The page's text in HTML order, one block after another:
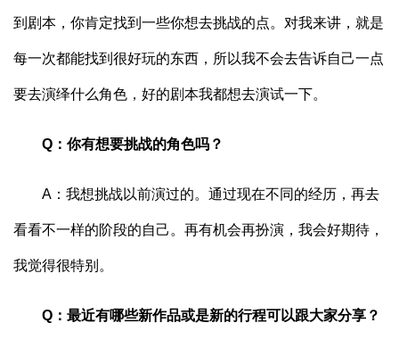
到剧本，你肯定找到一些你想去挑战的点。对我来讲，就是
每一次都能找到很好玩的东西，所以我不会去告诉自己一点
要去演绎什么角色，好的剧本我都想去演试一下。
Q：你有想要挑战的角色吗？
A：我想挑战以前演过的。通过现在不同的经历，再去
看看不一样的阶段的自己。再有机会再扮演，我会好期待，
我觉得很特别。
Q：最近有哪些新作品或是新的行程可以跟大家分享？